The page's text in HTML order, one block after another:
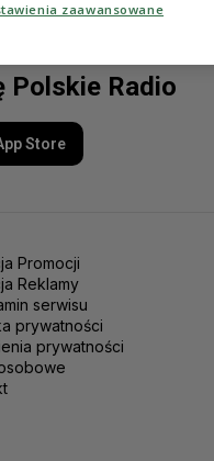
Polskie Radio
Store
Promocji
Reklamy
serwisu
prywatności
prywatności
zaawansowane